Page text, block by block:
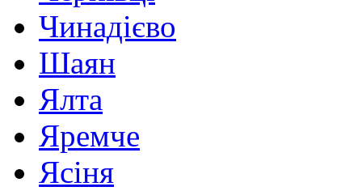
Чинадієво
Шаян
Ялта
Яремче
Ясіня